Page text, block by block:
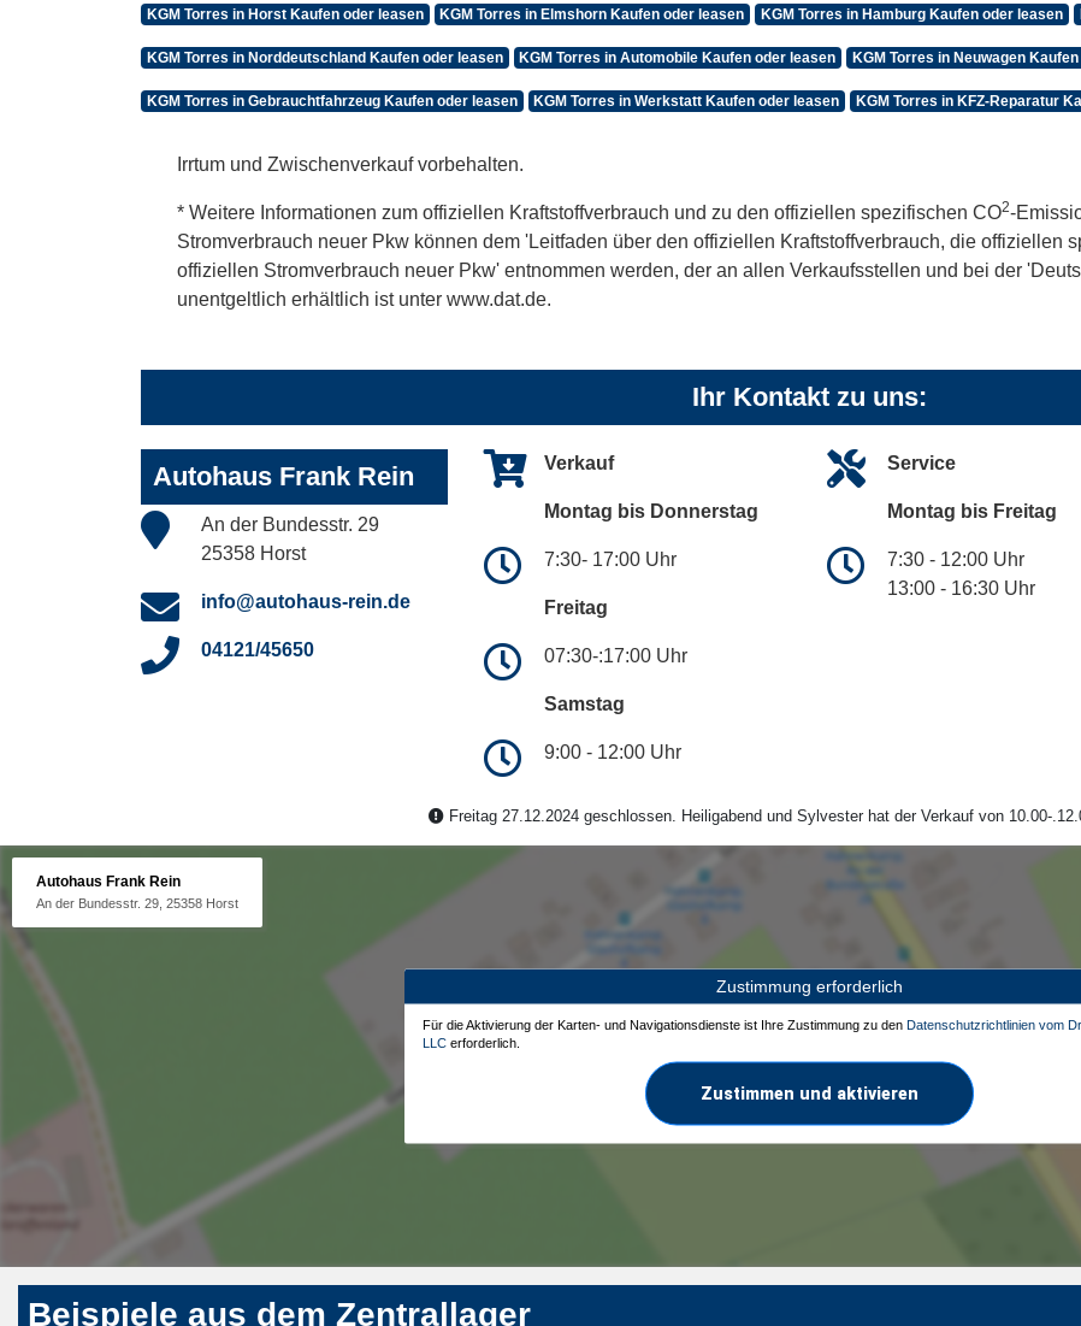
KGM Torres in Horst Kaufen oder leasen KGM Torres in Elmshorn Kaufen oder leasen KGM Torres in Hamburg Kaufen oder leasen
KGM Torres in Norddeutschland Kaufen oder leasen KGM Torres in Automobile Kaufen oder leasen KGM Torres in Neuwagen
KGM Torres in Gebrauchtfahrzeug Kaufen oder leasen KGM Torres in Werkstatt Kaufen oder leasen KGM Torres in KFZ-Reparatur
Irrtum und Zwischenverkauf vorbehalten.
* Weitere Informationen zum offiziellen Kraftstoffverbrauch und zu den offiziellen spezifischen CO2-
Stromverbrauch neuer Pkw können dem 'Leitfaden über den offiziellen Kraftstoffverbrauch, die offiziellen
offiziellen Stromverbrauch neuer Pkw' entnommen werden, der an allen Verkaufsstellen und bei der
unentgeltlich erhältlich ist unter www.dat.de.
Ihr Kontakt zu uns:
Autohaus Frank Rein
An der Bundesstr. 29
25358 Horst
info@autohaus-rein.de
04121/45650
Verkauf
Montag bis Donnerstag
7:30- 17:00 Uhr
Freitag
07:30-:17:00 Uhr
Samstag
9:00 - 12:00 Uhr
Service
Montag bis Freitag
7:30 - 12:00 Uhr
13:00 - 16:30 Uhr
Freitag 27.12.2024 geschlossen. Heiligabend und Sylvester hat der Verkauf von 10.00-
Autohaus Frank Rein
An der Bundesstr. 29, 25358 Horst
Zustimmung erforderlich
Für die Aktivierung der Karten- und Navigationsdienste ist Ihre Zustimmung zu den Datenschutzrichtlinien vom
LLC erforderlich.
Zustimmen und aktivieren
Beispiele aus dem Zentrallager